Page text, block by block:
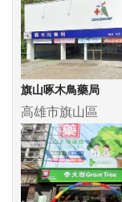
旗山啄木鳥藥局
高雄市旗山區